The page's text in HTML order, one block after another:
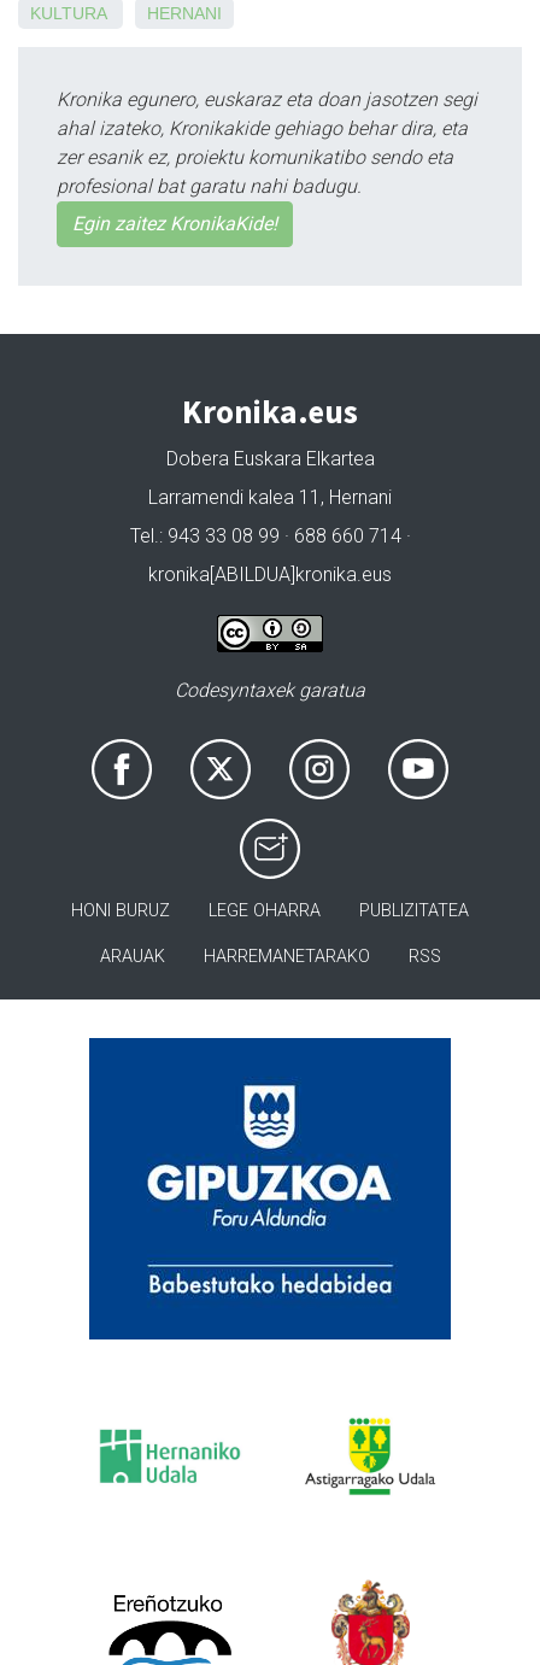
KULTURA HERNANI
Kronika egunero, euskaraz eta doan jasotzen segi
ahal izateko, Kronikakide gehiago behar dira, eta
zer esanik ez, proiektu komunikatibo sendo eta
profesional bat garatu nahi badugu.
Egin zaitez KronikaKide!
Kronika.eus
Dobera Euskara Elkartea
Larramendi kalea 11, Hernani
Tel.: 943 33 08 99 · 688 660 714 ·
kronika[ABILDUA]kronika.eus
Codesyntaxek garatua
HONI BURUZ LEGE OHARRA PUBLIZITATEA
ARAUAK HARREMANETARAKO RSS